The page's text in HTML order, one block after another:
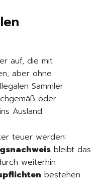
auf, die mit
aber ohne
Sammler
oder
Ausland.
teuer werden:
bleibt das
weiterhin
bestehen.